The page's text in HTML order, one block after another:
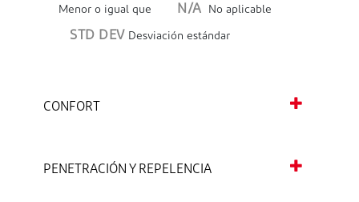
Menor o igual que N/A No aplicable
STD DEV Desviación estándar
CONFORT
PENETRACIÓN Y REPELENCIA